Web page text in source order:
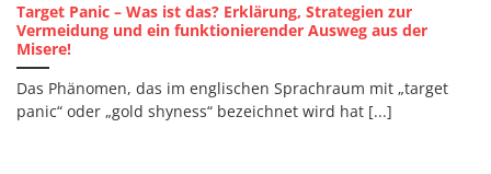
Target Panic – Was ist das? Erklärung, Strategien zur
Vermeidung und ein funktionierender Ausweg aus der
Misere!
Das Phänomen, das im englischen Sprachraum mit „target
panic“ oder „gold shyness“ bezeichnet wird hat [...]